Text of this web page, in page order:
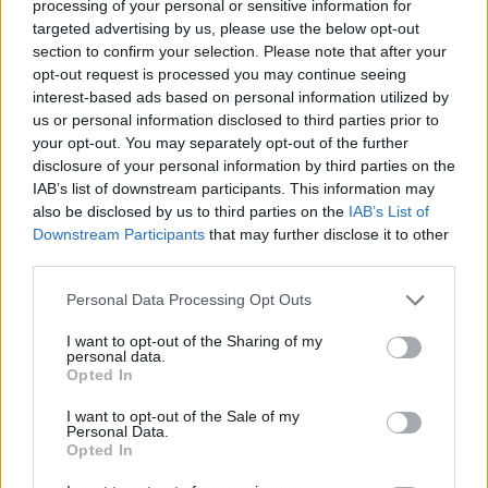
processing of your personal or sensitive information for
targeted advertising by us, please use the below opt-out
section to confirm your selection. Please note that after your
opt-out request is processed you may continue seeing
interest-based ads based on personal information utilized by
us or personal information disclosed to third parties prior to
your opt-out. You may separately opt-out of the further
disclosure of your personal information by third parties on the
IAB’s list of downstream participants. This information may
also be disclosed by us to third parties on the IAB’s List of
Downstream Participants that may further disclose it to other
Personal Data Processing Opt Outs
I want to opt-out of the Sharing of my
personal data.
Opted In
I want to opt-out of the Sale of my
Personal Data.
Opted In
reunió con Pelinka y el entrenador JJ Redick. "Solo
quiero jugar", les expresó. "Entiendo que esto es un
negocio, así que al final del día les dije: 'Vamos a jugar
baloncesto'". Estuvo en la banca, vestido de calle,
durante la victoria de los Lakers sobre los Jazz y fue
reincorporado en la rotación para el partido del
miércoles en Utah.
hicieron de Williams, buscando revertir nuevamente la
transacción. Knecht aseguró no tener conocimiento
sobre el posible desenlace de esta situación y se limitó
a enfocarse en el juego. "Solo hago lo que amo, salir a